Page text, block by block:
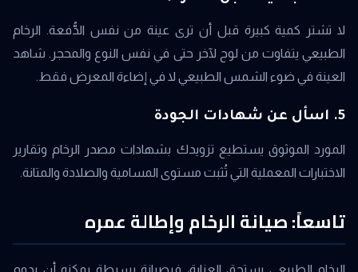
لا تشتر كمية كبيرة قبل أن ترى عينة من نفس الدُّفعة. الرخام
الطبيعي يتفاوت من لوح لآخر حتى في نفس النوع والمحجر. شاهد
العينة في ضوء الشمس الطبيعي لا في إضاءة المعرض فقط.
5. اسأل عن شهادات الجودة
المورد الموثوق يستطيع تزويدك بشهادات مصدر الرخام وتقارير
الاختبارات المعملية التي تُثبت مستوى المسامية والصلادة والمتانة.
تاسعاً: صيانة الرخام وإطالة عمره